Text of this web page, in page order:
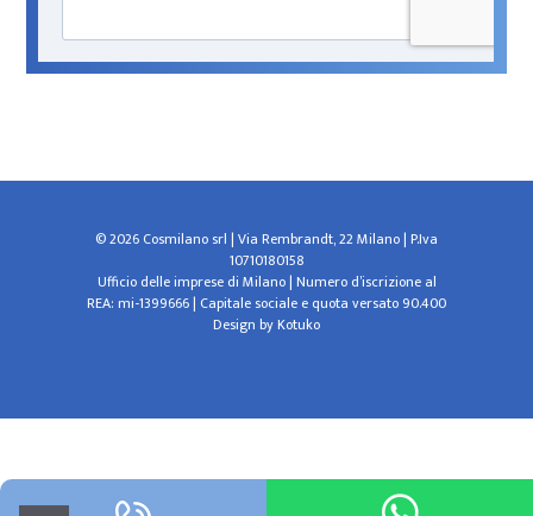
© 2026 Cosmilano srl | Via Rembrandt, 22 Milano | P.Iva
10710180158
Ufficio delle imprese di Milano | Numero d’iscrizione al
REA: mi-1399666 | Capitale sociale e quota versato 90.400
Design byKotuko
Le tue preferenze relative alla privacy